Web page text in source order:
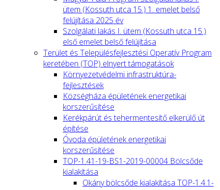
ütem (Kossuth utca 15.) 1. emelet belső
felújítása 2025 év
Szolgálati lakás I. ütem (Kossuth utca 15.)
első emelet belső felújítása
Terület és Településfejlesztési Operatív Program
keretében (TOP) elnyert támogatások
Környezetvédelmi infrastruktúra-
fejlesztések
Községháza épületének energetikai
korszerűsítése
Kerékpárút és tehermentesítő elkerülő út
építése
Óvoda épületének energetikai
korszerűsítése
TOP-1.41-19-BS1-2019-00004 Bölcsőde
kialakítása
Okány bölcsőde kialakítása TOP-1.4.1-